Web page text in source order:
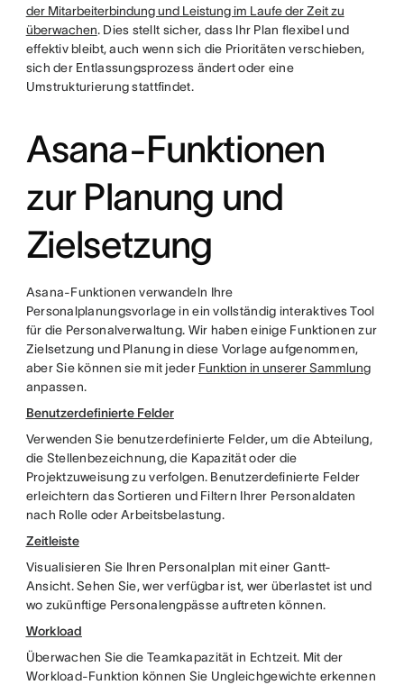
der Mitarbeiterbindung und Leistung im Laufe der Zeit zu
überwachen. Dies stellt sicher, dass Ihr Plan flexibel und
effektiv bleibt, auch wenn sich die Prioritäten verschieben,
sich der Entlassungsprozess ändert oder eine
Umstrukturierung stattfindet.
Asana-Funktionen
zur Planung und
Zielsetzung
Asana-Funktionen verwandeln Ihre
Personalplanungsvorlage in ein vollständig interaktives Tool
für die Personalverwaltung. Wir haben einige Funktionen zur
Zielsetzung und Planung in diese Vorlage aufgenommen,
aber Sie können sie mit jeder Funktion in unserer Sammlung
anpassen.
Benutzerdefinierte Felder
Verwenden Sie benutzerdefinierte Felder, um die Abteilung,
die Stellenbezeichnung, die Kapazität oder die
Projektzuweisung zu verfolgen. Benutzerdefinierte Felder
erleichtern das Sortieren und Filtern Ihrer Personaldaten
nach Rolle oder Arbeitsbelastung.
Zeitleiste
Visualisieren Sie Ihren Personalplan mit einer Gantt-
Ansicht. Sehen Sie, wer verfügbar ist, wer überlastet ist und
wo zukünftige Personalengpässe auftreten können.
Workload
Überwachen Sie die Teamkapazität in Echtzeit. Mit der
Workload-Funktion können Sie Ungleichgewichte erkennen